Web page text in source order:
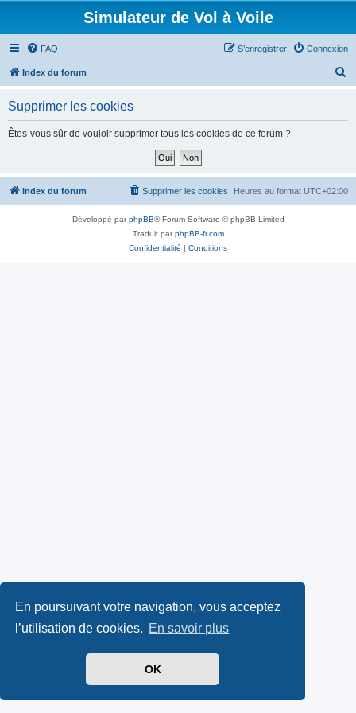
En poursuivant votre navigation, vous acceptez
l’utilisation de cookies. En savoir plus
OK
Simulateur de Vol à Voile
FAQ Connexion
S’enregistrer
Index du forum
h
Supprimer les cookies
Êtes-vous sûr de vouloir supprimer tous les cookies de ce forum ?
Index du forum Heures au format UTC+02:00
Supprimer les cookies
Développé parphpBB® Forum Software © phpBB Limited
Traduit parphpBB-fr.com
Confidentialité | Conditions